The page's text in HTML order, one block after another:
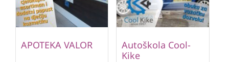
APOTEKA VALOR
Autoškola Cool-
Kike